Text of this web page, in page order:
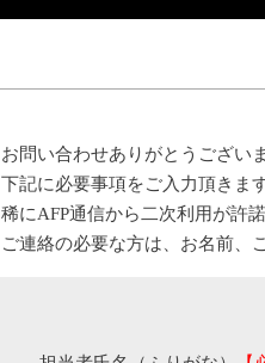
お問い合わせありがとうございま
下記に必要事項をご入力頂きま
稀にAFP通信から二次利用が許
ご連絡の必要な方は、お名前、